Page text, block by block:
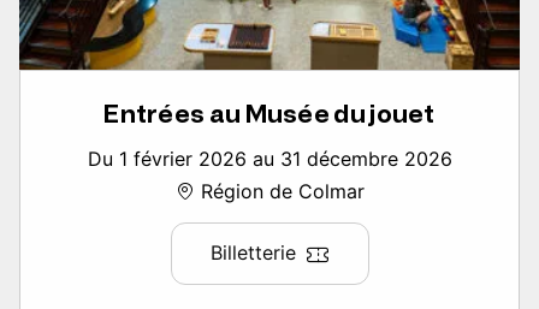
Entrées au Musée du jouet
Du 1 février 2026 au 31 décembre 2026
Région de Colmar
Billetterie